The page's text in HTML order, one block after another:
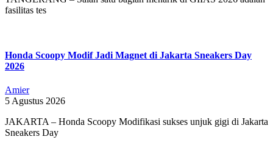
fasilitas tes
Honda Scoopy Modif Jadi Magnet di Jakarta Sneakers Day
2026
Amier
5 Agustus 2026
JAKARTA – Honda Scoopy Modifikasi sukses unjuk gigi di Jakarta
Sneakers Day